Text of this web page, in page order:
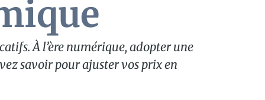
À l’ère numérique, adopter une
savoir pour ajuster vos prix en